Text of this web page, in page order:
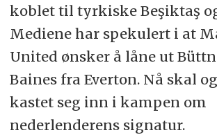
koblet til tyrkiske Beşiktaş
Mediene har spekulert i at
United ønsker å låne ut
Baines fra Everton.Nå skal
kastet seg inn i kampen om
nederlenderens signatur.